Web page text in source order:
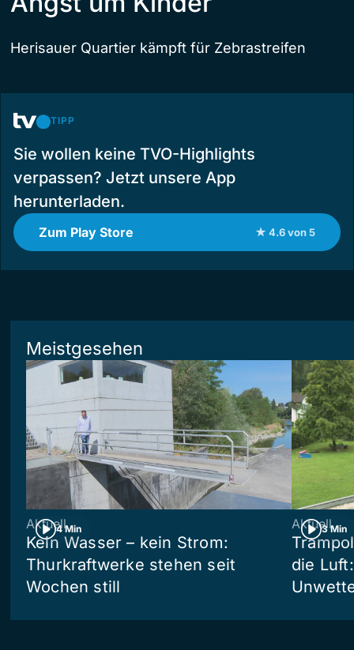
Herisauer Quartier kämpft für Zebrastreifen
TIPP
Sie wollen keine TVO-Highlights
verpassen? Jetzt unsere App
herunterladen.
Zum Play Store ★ 4.6 von 5
Meistgesehen
4 Min
Aktuell
Kein Wasser – kein Strom:
Thurkraftwerke stehen seit
Wochen still
3 Min
Aktuell
die